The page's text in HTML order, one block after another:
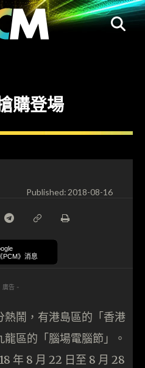
購登場
Published:2018-08-16
PCM》消息
廣告 -
鬧，有港島區的「香港
區的「腦場電腦節」。
年 8 月 22 日至 8 月 28